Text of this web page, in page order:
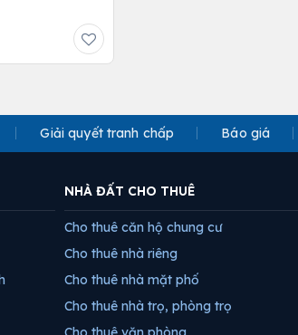
Giải quyết tranh chấp Báo giá
NHÀ ĐẤT CHO THUÊ
Cho thuê căn hộ chung cư
Cho thuê nhà riêng
Cho thuê nhà mặt phố
Cho thuê nhà trọ, phòng trọ